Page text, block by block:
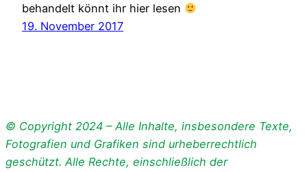
behandelt könnt ihr hier lesen
19. November 2017
© Copyright 2024 – Alle Inhalte, insbesondere Texte,
Fotografien und Grafiken sind urheberrechtlich
geschützt. Alle Rechte, einschließlich der